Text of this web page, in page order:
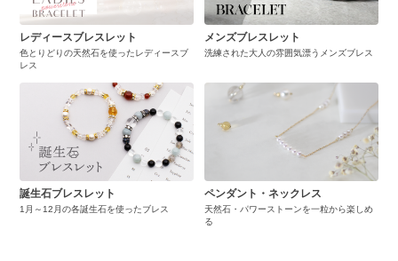
レディースブレスレット
色とりどりの天然石を使ったレディースブ
レス
メンズブレスレット
洗練された大人の雰囲気漂うメンズブレス
誕生石ブレスレット
1月～12月の各誕生石を使ったブレス
ペンダント・ネックレス
天然石・パワーストーンを一粒から楽しめ
る